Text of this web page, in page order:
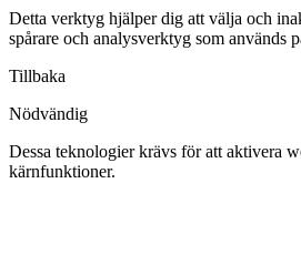
Detta verktyg hjälper dig att välja och
spårare och analysverktyg som används
Tillbaka
Nödvändig
Dessa teknologier krävs för att aktivera
kärnfunktioner.